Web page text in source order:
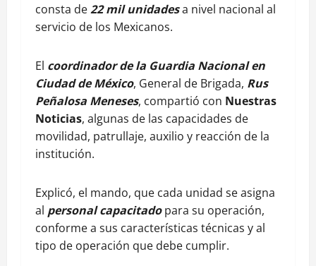
consta de22 mil unidadesa nivel nacional al
servicio de los Mexicanos.
El coordinador de la Guardia Nacional en
Ciudad de México, General de Brigada, Rus
Peñalosa Meneses, compartió con Nuestras
Noticias, algunas de las capacidades de
movilidad, patrullaje, auxilio y reacción de la
institución.
Explicó, el mando, que cada unidad se asigna
al personal capacitadopara su operación,
conforme a sus características técnicas y al
tipo de operación que debe cumplir.